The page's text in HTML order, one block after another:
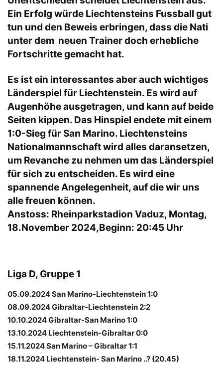
Ein Erfolg würde Liechtensteins Fussball gut
tun und den Beweis erbringen, dass die Nati
unter dem neuen Trainer doch erhebliche
Fortschritte gemacht hat.
Es ist ein interessantes aber auch wichtiges
Länderspiel für Liechtenstein. Es wird auf
Augenhöhe ausgetragen, und kann auf beide
Seiten kippen. Das Hinspiel endete mit einem
1:0-Sieg für San Marino. Liechtensteins
Nationalmannschaft wird alles daransetzen,
um Revanche zu nehmen um das Länderspiel
für sich zu entscheiden. Es wird eine
spannende Angelegenheit, auf die wir uns
alle freuen können.
Anstoss: Rheinparkstadion Vaduz, Montag,
18.November 2024,Beginn: 20:45 Uhr
Liga D, Gruppe 1
05.09.2024 San Marino-Liechtenstein 1:0
08.09.2024 Gibraltar-Liechtenstein 2:2
10.10.2024 Gibraltar-San Marino 1:0
13.10.2024 Liechtenstein-Gibraltar 0:0
15.11.2024 San Marino – Gibraltar 1:1
18.11.2024 Liechtenstein- San Marino ..? (20.45)